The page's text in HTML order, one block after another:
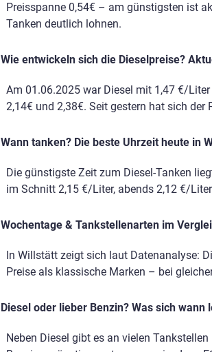
Preisspanne 0,54€ – am günstigsten ist
Tanken deutlich lohnen.
Wie entwickeln sich die Dieselpreise?
Am 01.06.2025 war Diesel mit 1,47 €/
2,14€ und 2,38€. Seit gestern hat sich der
Wann tanken? Die beste Uhrzeit heute in
Die günstigste Zeit zum Diesel-Tanken
im Schnitt 2,15 €/Liter, abends 2,12 €/
Wochentage & Tankstellenarten im
In Willstätt zeigt sich laut Datenanalyse:
Preise als klassische Marken – bei
Diesel oder lieber Benzin? Was sich wann
Neben Diesel gibt es an vielen